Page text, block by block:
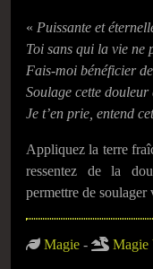
« Puissante et
Toi sans qui la vie ne
Fais-moi bénéficier
Soulage cette douleur
Je t’en prie, entend
Appliquez la terre
ressentez de la
permettre de soulager
Magie - Magie